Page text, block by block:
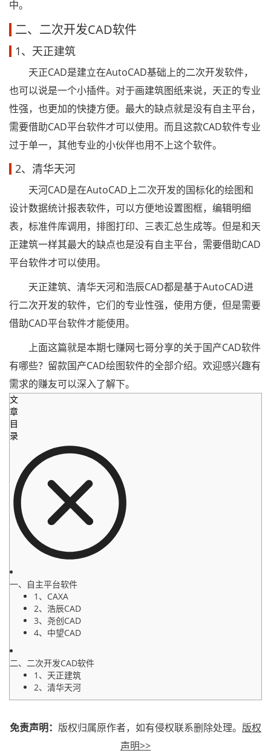
中。
二、二次开发CAD软件
1、天正建筑
天正CAD是建立在AutoCAD基础上的二次开发软件，
也可以说是一个小插件。对于画建筑图纸来说，天正的专业
性强，也更加的快捷方便。最大的缺点就是没有自主平台，
需要借助CAD平台软件才可以使用。而且这款CAD软件专业
过于单一，其他专业的小伙伴也用不上这个软件。
2、清华天河
天河CAD是在AutoCAD上二次开发的国标化的绘图和
设计数据统计报表软件，可以方便地设置图框，编辑明细
表，标准件库调用，排图打印、三表汇总生成等。但是和天
正建筑一样其最大的缺点也是没有自主平台，需要借助CAD
平台软件才可以使用。
天正建筑、清华天河和浩辰CAD都是基于AutoCAD进
行二次开发的软件，它们的专业性强，使用方便，但是需要
借助CAD平台软件才能使用。
上面这篇就是本期七赚网七哥分享的关于国产CAD软件
有哪些？留款国产CAD绘图软件的全部介绍。欢迎感兴趣有
需求的赚友可以深入了解下。
文
章
目
录
一、自主平台软件
1、CAXA
2、浩辰CAD
3、尧创CAD
4、中望CAD
二、二次开发CAD软件
1、天正建筑
2、清华天河
免责声明： 版权归属原作者，如有侵权联系删除处理。 版权
声明>>